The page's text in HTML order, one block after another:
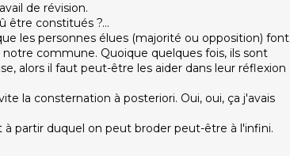
de révision.
être constitués ?...
les personnes élues (majorité ou opposition) font
commune. Quoique quelques fois, ils sont
alors il faut peut-être les aider dans leur réflexion
la consternation à posteriori. Oui, oui, ça j'avais
partir duquel on peut broder peut-être à l'infini.